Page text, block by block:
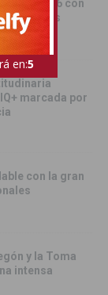
2026 con
Cristianos
marcada por
con la gran
y la Toma
intensa
en:4